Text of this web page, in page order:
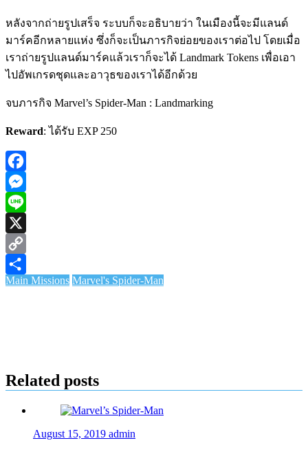
หลังจากถ่ายรูปเสร็จ ระบบก็จะอธิบายว่า ในเมืองนี้จะมีแลนด์
มาร์คอีกหลายแห่ง ซึ่งก็จะเป็นภารกิจย่อยของเราต่อไป โดยเมื่อ
เราถ่ายรูปแลนด์มาร์คแล้วเราก็จะได้ Landmark Tokens เพื่อเอา
ไปอัพเกรดชุดและอาวุธของเราได้อีกด้วย
จบภารกิจ Marvel’s Spider-Man : Landmarking
Reward: ได้รับ EXP 250
Facebook
Messenger
Line
X
Copy
Link
Share
Main Missions Marvel's Spider-Man
Related posts
August 15, 2019 admin